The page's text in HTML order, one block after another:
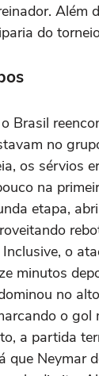
Além
do
Brasil
no
os sérvios
na
etapa,
o
minutos
no
o gol
a partida
que Neymar